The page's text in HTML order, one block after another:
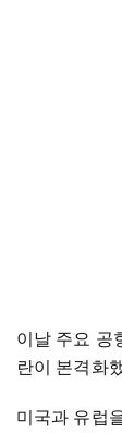
이날 주요 공
란이 본격화
미국과 유럽